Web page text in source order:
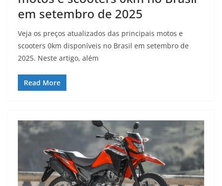
em setembro de 2025
Veja os preços atualizados das principais motos e
scooters 0km disponíveis no Brasil em setembro de
2025. Neste artigo, além
Read More